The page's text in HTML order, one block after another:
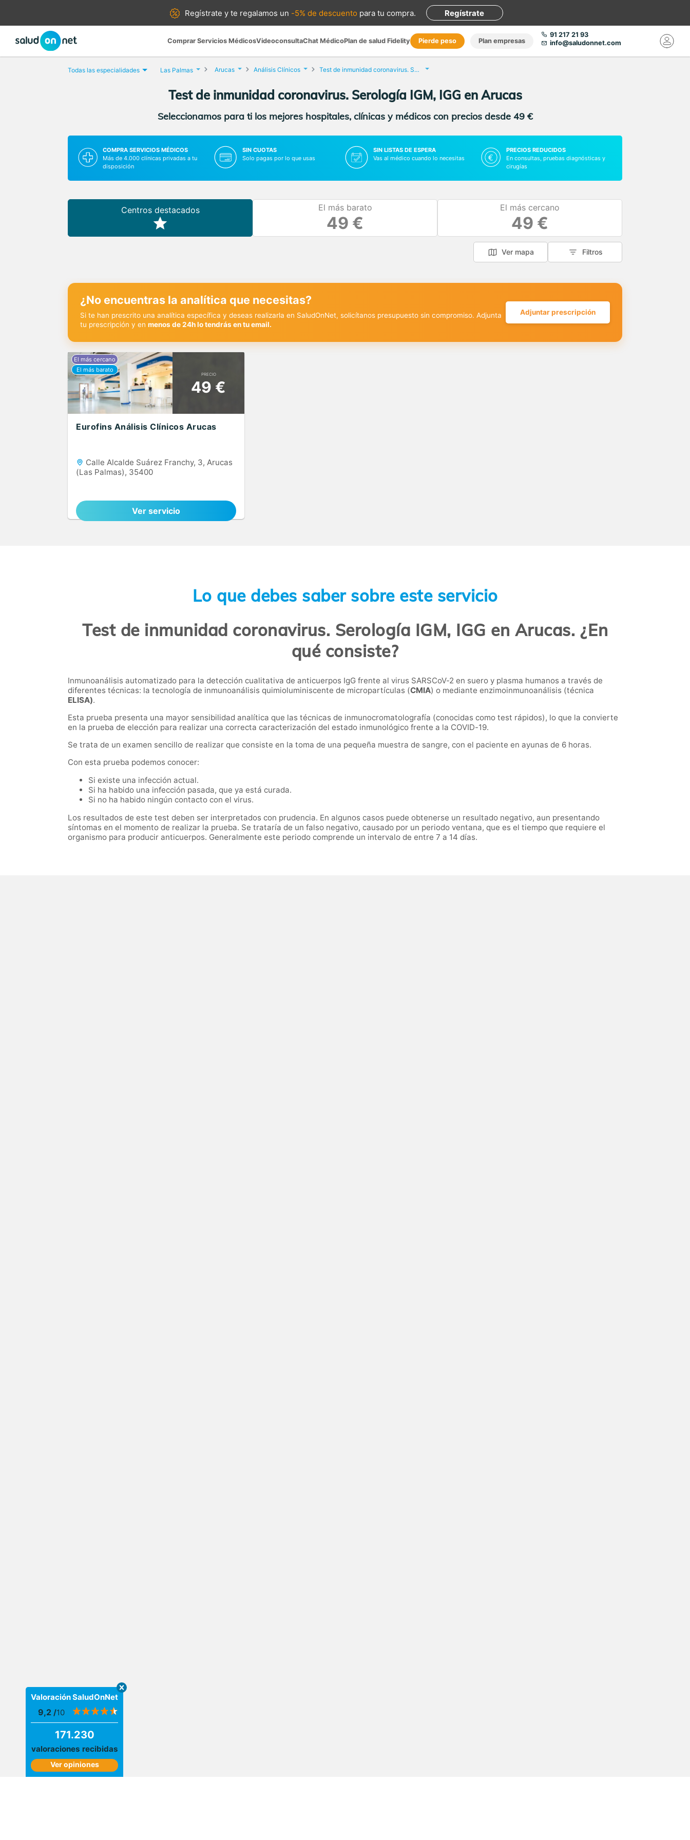
Regístrate yte regalamos un -5% de descuento para tu compra. Regístrate
Comprar Servicios MédicosVideoconsultaChat MédicoPlan de salud Fidelity Pierde peso Plan empresas
91 217 21 93
info@saludonnet.com
Todas las especialidades Las Palmas Arucas Análisis Clínicos Test de inmunidad coronavirus. Serología IGM, IGG
Test de inmunidad coronavirus. Serología IGM, IGG en Arucas
Seleccionamos para ti los mejores hospitales, clínicas y médicos con precios desde 49 €
COMPRA SERVICIOS MÉDICOS
Más de 4.000 clínicas privadas a tu
disposición
SIN CUOTAS
Solo pagas por lo que usas
SIN LISTAS DE ESPERA
Vas al médico cuando lo necesitas
PRECIOS REDUCIDOS
En consultas, pruebas diagnósticas y
cirugías
Centros destacados El más barato
49 €
El más cercano
49 €
Ver mapa Filtros
¿No encuentras la analítica que necesitas?
Si te han prescrito una analítica específica y deseas realizarla en SaludOnNet, solicítanos presupuesto sin compromiso. Adjunta
tu prescripción y en menos de 24h lo tendrás en tu email.
Adjuntar prescripción
PRECIO
49 €
Eurofins Análisis Clínicos Arucas
Calle Alcalde Suárez Franchy, 3, Arucas
(Las Palmas), 35400
Ver servicio
Lo que debes saber sobre este servicio
Test de inmunidad coronavirus. Serología IGM, IGG en Arucas. ¿En
qué consiste?
Inmunoanálisis automatizado para la detección cualitativa de anticuerpos IgG frente al virus SARSCoV-2 en suero y plasma humanos a través de
diferentes técnicas: la tecnología de inmunoanálisis quimioluminiscente de micropartículas (CMIA) o mediante enzimoinmunoanálisis (técnica
ELISA).
Esta prueba presenta una mayor sensibilidad analítica que las técnicas de inmunocromatolografía (conocidas como test rápidos), lo que la convierte
en la prueba de elección para realizar una correcta caracterización del estado inmunológico frente a la COVID-19.
Se trata de un examen sencillo de realizar que consiste en la toma de una pequeña muestra de sangre, con el paciente en ayunas de 6 horas.
Con esta prueba podemos conocer:
Si existe una infección actual.
Si ha habido una infección pasada, que ya está curada.
Si no ha habido ningún contacto con el virus.
Los resultados de este test deben ser interpretados con prudencia. En algunos casos puede obtenerse un resultado negativo, aun presentando
síntomas en el momento de realizar la prueba. Se trataría de un falso negativo, causado por un periodo ventana, que es el tiempo que requiere el
organismo para producir anticuerpos. Generalmente este periodo comprende un intervalo de entre 7 a 14 días.
Valoración SaludOnNet
9,2 /10
171.230
valoraciones recibidas
Ver opiniones